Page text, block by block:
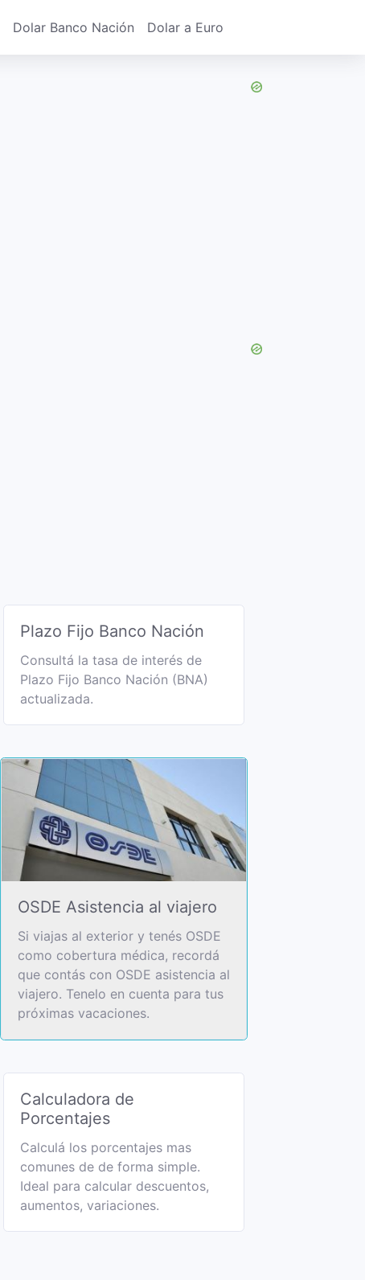
Dolar Banco Nación Dolar a Euro
Plazo Fijo Banco Nación
Consultá la tasa de interés de
Plazo Fijo Banco Nación (BNA)
actualizada.
OSDE Asistencia al viajero
Si viajas al exterior y tenés OSDE
como cobertura médica, recordá
que contás con OSDE asistencia al
viajero. Tenelo en cuenta para tus
próximas vacaciones.
Calculadora de
Porcentajes
Calculá los porcentajes mas
comunes de de forma simple.
Ideal para calcular descuentos,
aumentos, variaciones.